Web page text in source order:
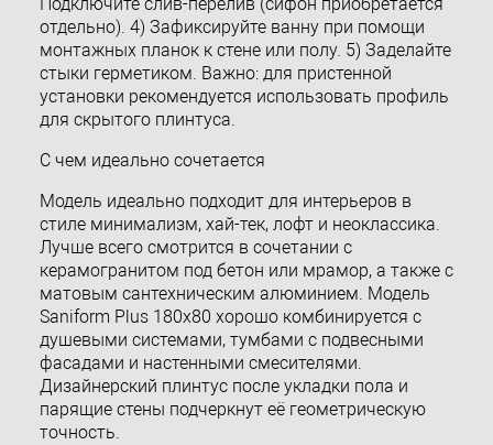
Подключите слив-перелив (сифон приобретается
отдельно). 4) Зафиксируйте ванну при помощи
монтажных планок к стене или полу. 5) Заделайте
стыки герметиком. Важно: для пристенной
установки рекомендуется использовать профиль
для скрытого плинтуса.
С чем идеально сочетается
Модель идеально подходит для интерьеров в
стиле минимализм, хай-тек, лофт и неоклассика.
Лучше всего смотрится в сочетании с
керамогранитом под бетон или мрамор, а также с
матовым сантехническим алюминием. Модель
Saniform Plus 180x80 хорошо комбинируется с
душевыми системами, тумбами с подвесными
фасадами и настенными смесителями.
Дизайнерский плинтус после укладки пола и
парящие стены подчеркнут её геометрическую
точность.